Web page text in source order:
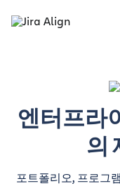
엔터프라
의
포트폴리오, 프로그